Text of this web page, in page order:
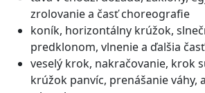
zrolovanie a časť choreografie
koník, horizontálny krúžok,
predklonom, vlnenie a ďalšia
veselý krok, nakračovanie, krok
krúžok panvíc, prenášanie váhy,